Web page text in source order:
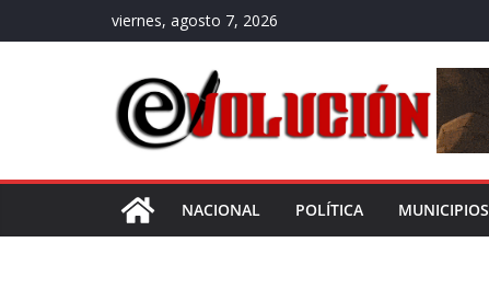
al
viernes, agosto 7, 2026
NACIONAL POLÍTICA MUNICIPIOS